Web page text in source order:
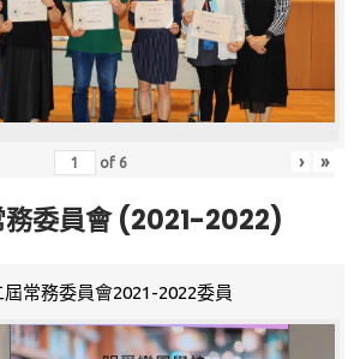
of 6 › »
務委員會 (2021-2022)
屆常務委員會2021-2022委員